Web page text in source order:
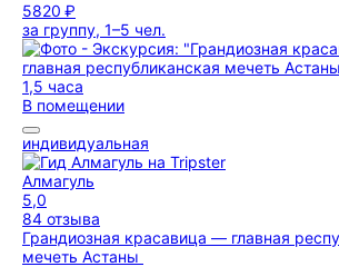
5820 ₽
за группу, 1–5 чел.
1,5 часа
В помещении
индивидуальная
Алмагуль
5,0
84 отзыва
Грандиозная красавица — главная
мечеть Астаны